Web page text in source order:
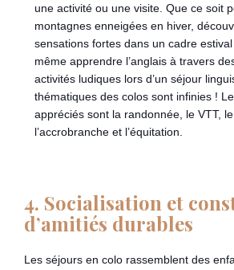
une activité ou une visite. Que ce soit
montagnes enneigées en hiver,
sensations fortes dans un cadre
même apprendre l’anglais à travers
activités ludiques lors d’un séjour
thématiques des colos sont infinies !
appréciés sont la randonnée, le VTT,
l’accrobranche et l’équitation.
4. Socialisation et
d’amitiés durables
Les séjours en colo rassemblent des